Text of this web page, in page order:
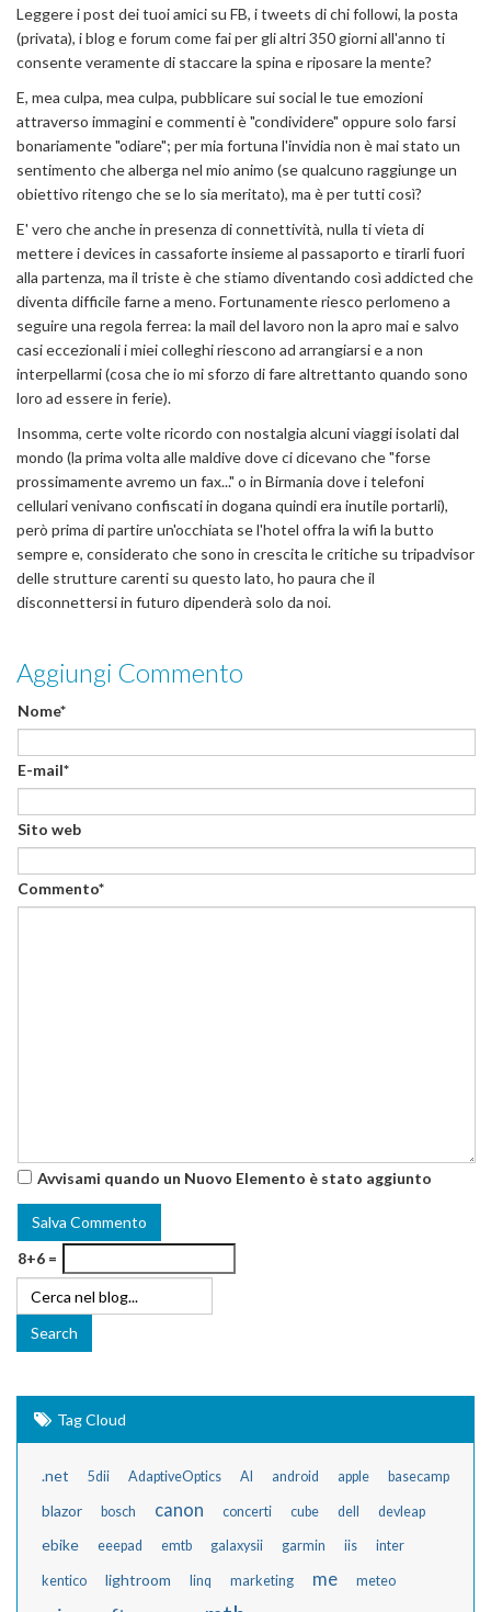
Leggere i post dei tuoi amici su FB, i tweets di chi followi, la posta
(privata), i blog e forum come fai per gli altri 350 giorni all'anno ti
consente veramente di staccare la spina e riposare la mente?
E, mea culpa, mea culpa, pubblicare sui social le tue emozioni
attraverso immagini e commenti è "condividere" oppure solo farsi
bonariamente "odiare"; per mia fortuna l'invidia non è mai stato un
sentimento che alberga nel mio animo (se qualcuno raggiunge un
obiettivo ritengo che se lo sia meritato), ma è per tutti così?
E' vero che anche in presenza di connettività, nulla ti vieta di
mettere i devices in cassaforte insieme al passaporto e tirarli fuori
alla partenza, ma il triste è che stiamo diventando così addicted che
diventa difficile farne a meno. Fortunamente riesco perlomeno a
seguire una regola ferrea: la mail del lavoro non la apro mai e salvo
casi eccezionali i miei colleghi riescono ad arrangiarsi e a non
interpellarmi (cosa che io mi sforzo di fare altrettanto quando sono
loro ad essere in ferie).
Insomma, certe volte ricordo con nostalgia alcuni viaggi isolati dal
mondo (la prima volta alle maldive dove ci dicevano che "forse
prossimamente avremo un fax..." o in Birmania dove i telefoni
cellulari venivano confiscati in dogana quindi era inutile portarli),
però prima di partire un'occhiata se l'hotel offra la wifi la butto
sempre e, considerato che sono in crescita le critiche su tripadvisor
delle strutture carenti su questo lato, ho paura che il
disconnettersi in futuro dipenderà solo da noi.
Aggiungi Commento
Nome*
E-mail*
Sito web
Commento*
Avvisami quando un Nuovo Elemento è stato aggiunto
8+6 =
Tag Cloud
.net 5dii AdaptiveOptics AI android apple basecamp
blazor bosch canon concerti cube dell devleap
ebike eeepad emtb galaxysii garmin iis inter
kentico lightroom linq marketing me meteo